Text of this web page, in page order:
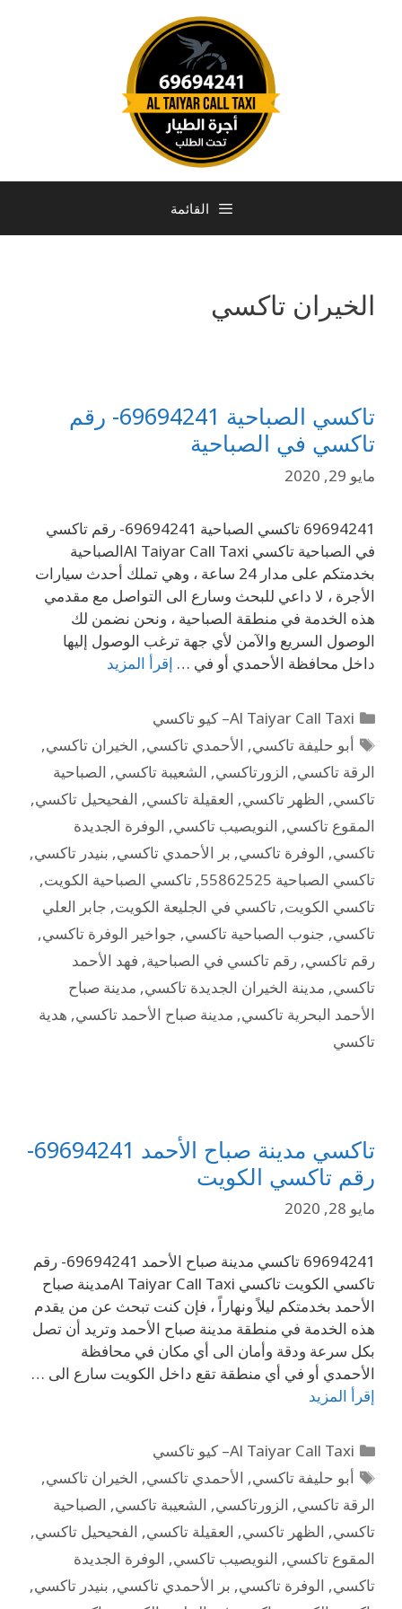
القائمة
الخيران تاكسي
تاكسي الصباحية 69694241- رقم
تاكسي في الصباحية
مايو 29, 2020
69694241 تاكسي الصباحية 69694241- رقم تاكسي
في الصباحية تاكسي Al Taiyar Call Taxiالصباحية
بخدمتكم على مدار 24 ساعة ، وهي تملك أحدث سيارات
الأجرة ، لا داعي للبحث وسارع الى التواصل مع مقدمي
هذه الخدمة في منطقة الصباحية ، ونحن نضمن لك
الوصول السريع والآمن لأي جهة ترغب الوصول إليها
داخل محافظة الأحمدي أو في … إقرأ المزيد
Al Taiyar Call Taxi– كيو تاكسي
أبو حليفة تاكسي, الأحمدي تاكسي, الخيران تاكسي,
الرقة تاكسي, الزورتاكسي, الشعيبة تاكسي, الصباحية
تاكسي, الظهر تاكسي, العقيلة تاكسي, الفحيحيل تاكسي,
المقوع تاكسي, النويصيب تاكسي, الوفرة الجديدة
تاكسي, الوفرة تاكسي, بر الأحمدي تاكسي, بنيدر تاكسي,
تاكسي الصباحية 55862525
, تاكسي الصباحية الكويت,
تاكسي الكويت, تاكسي في الجليعة الكويت, جابر العلي
تاكسي, جنوب الصباحية تاكسي, جواخير الوفرة تاكسي,
رقم تاكسي, رقم تاكسي في الصباحية, فهد الأحمد
تاكسي, مدينة الخيران الجديدة تاكسي, مدينة صباح
الأحمد البحرية تاكسي, مدينة صباح الأحمد تاكسي, هدية
تاكسي
تاكسي مدينة صباح الأحمد 69694241-
رقم تاكسي الكويت
مايو 28, 2020
69694241 تاكسي مدينة صباح الأحمد 69694241- رقم
تاكسي الكويت تاكسي Al Taiyar Call Taxiمدينة صباح
الأحمد بخدمتكم ليلاً ونهاراً ، فإن كنت تبحث عن من يقدم
هذه الخدمة في منطقة مدينة صباح الأحمد وتريد أن تصل
بكل سرعة ودقة وأمان الى أي مكان في محافظة
الأحمدي أو في أي منطقة تقع داخل الكويت سارع الى …
إقرأ المزيد
Al Taiyar Call Taxi– كيو تاكسي
أبو حليفة تاكسي, الأحمدي تاكسي, الخيران تاكسي,
الرقة تاكسي, الزورتاكسي, الشعيبة تاكسي, الصباحية
تاكسي, الظهر تاكسي, العقيلة تاكسي, الفحيحيل تاكسي,
المقوع تاكسي, النويصيب تاكسي, الوفرة الجديدة
تاكسي, الوفرة تاكسي, بر الأحمدي تاكسي, بنيدر تاكسي,